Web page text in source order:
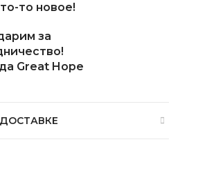
то новое!
за
Great Hope